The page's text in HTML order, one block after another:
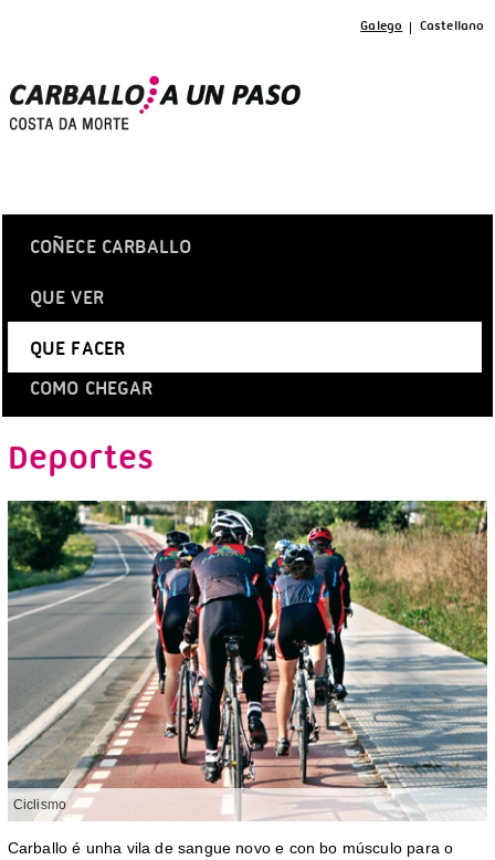
Galego Castellano
COÑECE CARBALLO
QUE VER
QUE FACER
COMO CHEGAR
Deportes
Ciclismo
Carballo é unha vila de sangue novo e con bo músculo para o